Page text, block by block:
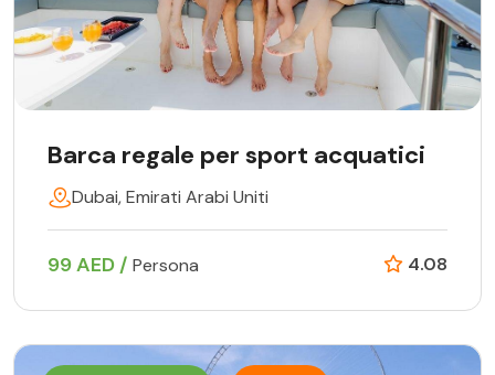
Barca regale per sport acquatici
Dubai, Emirati Arabi Uniti
99 AED / Persona 4.08